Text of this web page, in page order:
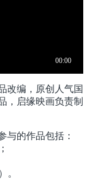
改编，原创人气国
，启缘映画负责制
与的作品包括：
。